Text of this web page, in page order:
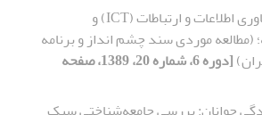
فناوری اطلاعات و ارتباطات (ICT) و
(مطالعه موردی سند چشم انداز و برنامه
[دوره 6، شماره 20، 1389، صفحه